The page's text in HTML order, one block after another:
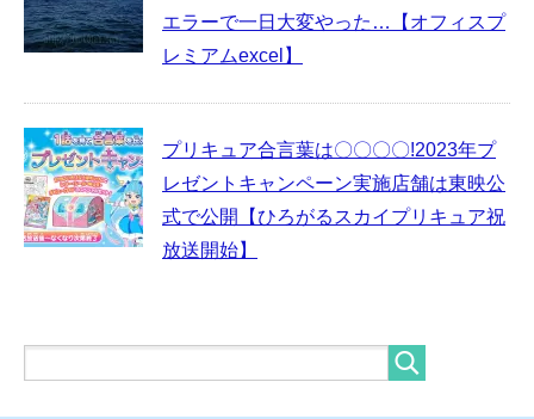
エラーで一日大変やった…【オフィスプ
レミアムexcel】
プリキュア合言葉は〇〇〇〇!2023年プ
レゼントキャンペーン実施店舗は東映公
式で公開【ひろがるスカイプリキュア祝
放送開始】